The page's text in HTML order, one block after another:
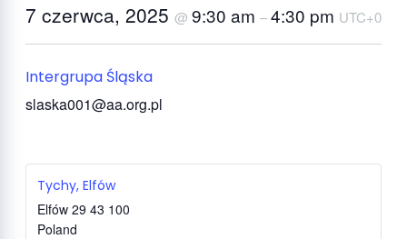
7 czerwca, 2025 @ 9:30 am –4:30 pm UTC+0
Intergrupa Śląska
slaska001@aa.org.pl
Tychy, Elfów
Elfów 29 43 100
Poland